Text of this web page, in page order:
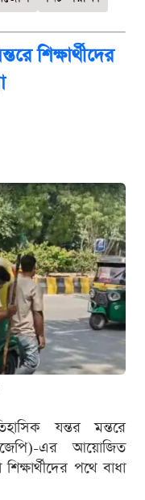
শিক্ষার্থীদের
যন্তর মন্তরে
এর আয়োজিত
পথে বাধা